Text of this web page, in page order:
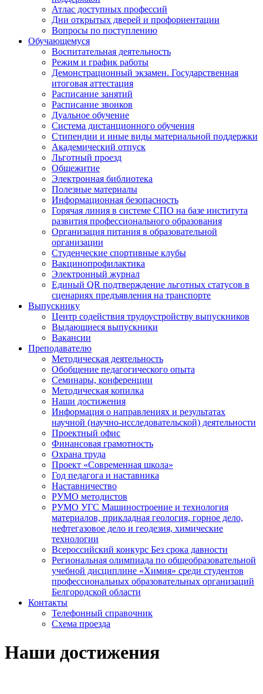
Атлас доступных профессий
Дни открытых дверей и профориентации
Вопросы по поступлению
Обучающемуся
Воспитательная деятельность
Режим и график работы
Демонстрационный экзамен. Государственная
итоговая аттестация
Расписание занятий
Расписание звонков
Дуальное обучение
Система дистанционного обучения
Стипендии и иные виды материальной поддержки
Академический отпуск
Льготный проезд
Общежитие
Электронная библиотека
Полезные материалы
Информационная безопасность
Горячая линия в системе СПО на базе института
развития профессионального образования
Организация питания в образовательной
организации
Студенческие спортивные клубы
Вакцинопрофилактика
Электронный журнал
Единый QR подтверждение льготных статусов в
сценариях предъявления на транспорте
Выпускнику
Центр содействия трудоустройству выпускников
Выдающиеся выпускники
Вакансии
Преподавателю
Методическая деятельность
Обобщение педагогического опыта
Семинары, конференции
Методическая копилка
Наши достижения
Информация о направлениях и результатах
научной (научно-исследовательской) деятельности
Проектный офис
Финансовая грамотность
Охрана труда
Проект «Современная школа»
Год педагога и наставника
Наставничество
РУМО методистов
РУМО УГС Машиностроение и технология
материалов, прикладная геология, горное дело,
нефтегазовое дело и геодезия, химические
технологии
Всероссийский конкурс Без срока давности
Региональная олимпиада по общеобразовательной
учебной дисциплине «Химия» среди студентов
профессиональных образовательных организаций
Белгородской области
Контакты
Телефонный справочник
Схема проезда
Наши достижения